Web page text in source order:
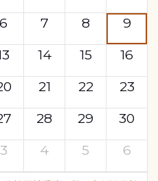
6 7 8
9
14 15
16
21 22
23
28 29
30
3 4 5 6